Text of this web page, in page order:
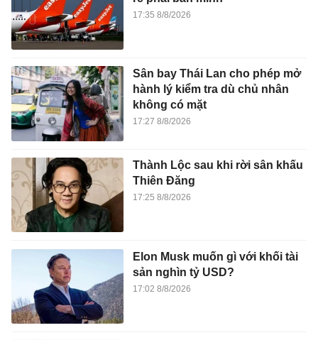
17:35 8/8/2026
Sân bay Thái Lan cho phép mở
hành lý kiểm tra dù chủ nhân
không có mặt
17:27 8/8/2026
Thành Lộc sau khi rời sân khấu
Thiên Đăng
17:25 8/8/2026
Elon Musk muốn gì với khối tài
sản nghìn tỷ USD?
17:02 8/8/2026